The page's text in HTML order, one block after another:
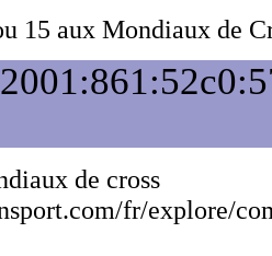
15 aux Mondiaux de
de cross
fr/explore/